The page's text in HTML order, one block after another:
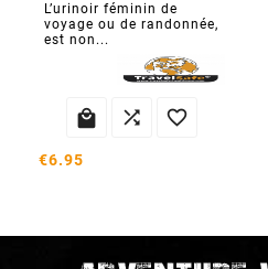
L’urinoir féminin de
voyage ou de randonnée,
est non...
  
€6.95